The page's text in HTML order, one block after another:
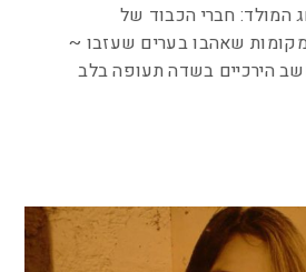
המולד: חברי הכבוד של
שאהבו בערים שעזבו ~
הירכיים בשדה תעופה בלב